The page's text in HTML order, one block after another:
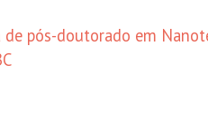
de pós-doutorado em